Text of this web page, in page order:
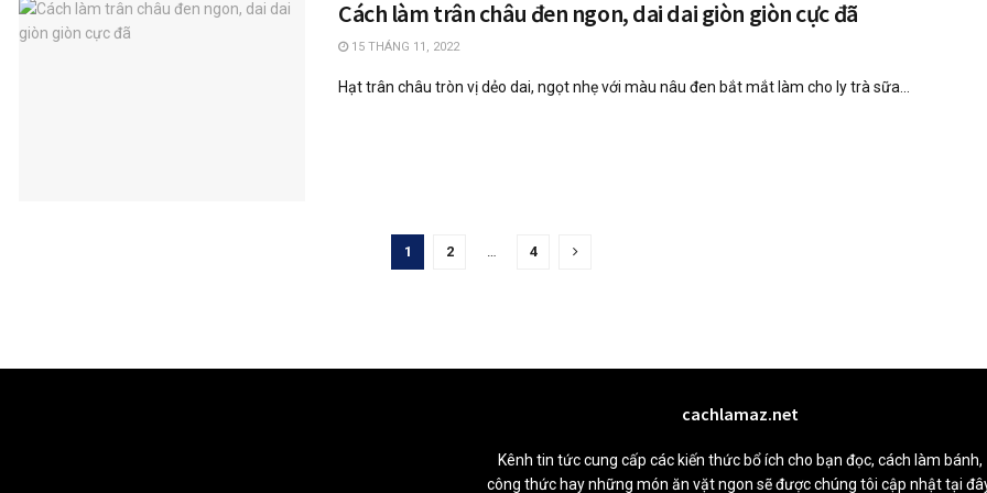
Cách làm trân châu đen ngon, dai dai giòn giòn cực đã
15 THÁNG 11, 2022
Hạt trân châu tròn vị dẻo dai, ngọt nhẹ với màu nâu đen bắt mắt làm cho ly trà sữa...
1 2 4
cachlamaz.net
Kênh tin tức cung cấp các kiến thức bổ ích cho bạn đọc, cách làm bánh,
công thức hay những món ăn vặt ngon sẽ được chúng tôi cập nhật tại